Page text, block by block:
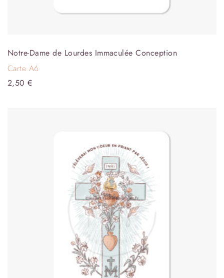
Notre-Dame de Lourdes Immaculée Conception
Carte A6
2,50€